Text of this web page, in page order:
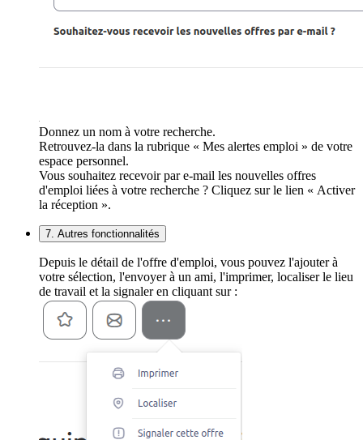
Donnez un nom à votre recherche.
Retrouvez-la dans la rubrique « Mes alertes emploi » de votre
espace personnel.
Vous souhaitez recevoir par e-mail les nouvelles offres
d'emploi liées à votre recherche ? Cliquez sur le lien « Activer
la réception ».
7. Autres fonctionnalités
Depuis le détail de l'offre d'emploi, vous pouvez l'ajouter à
votre sélection, l'envoyer à un ami, l'imprimer, localiser le lieu
de travail et la signaler en cliquant sur :